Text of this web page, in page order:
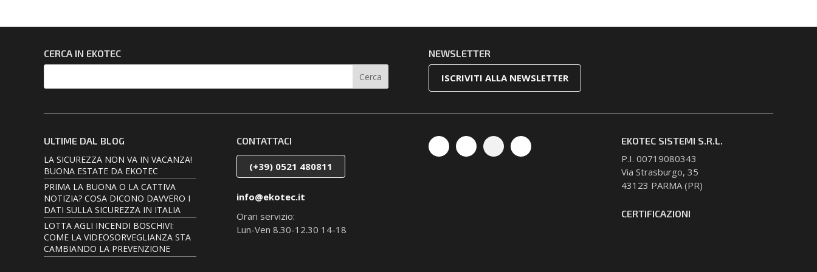
CERCA IN EKOTEC NEWSLETTER
ISCRIVITI ALLA NEWSLETTER
ULTIME DAL BLOG
LA SICUREZZA NON VA IN VACANZA!
BUONA ESTATE DA EKOTEC
PRIMA LA BUONA O LA CATTIVA
NOTIZIA? COSA DICONO DAVVERO I
DATI SULLA SICUREZZA IN ITALIA
LOTTA AGLI INCENDI BOSCHIVI:
COME LA VIDEOSORVEGLIANZA STA
CAMBIANDO LA PREVENZIONE
CONTATTACI
(+39) 0521 480811
info@ekotec.it
Orari servizio:
Lun-Ven 8.30-12.30 14-18
EKOTEC SISTEMI S.R.L.
P.I. 00719080343
Via Strasburgo, 35
43123 PARMA (PR)
CERTIFICAZIONI